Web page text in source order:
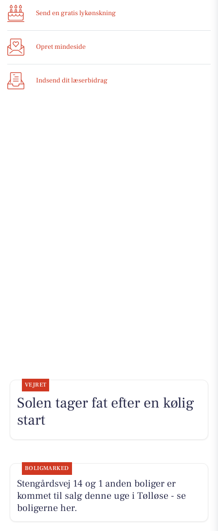
Send en gratis lykønskning
Opret mindeside
Indsend dit læserbidrag
VEJRET
Solen tager fat efter en kølig
start
BOLIGMARKED
Stengårdsvej 14 og 1 anden boliger er
kommet til salg denne uge i Tølløse - se
boligerne her.